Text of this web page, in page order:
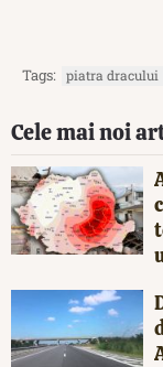
Tags: piatra dracului
Cele mai noi